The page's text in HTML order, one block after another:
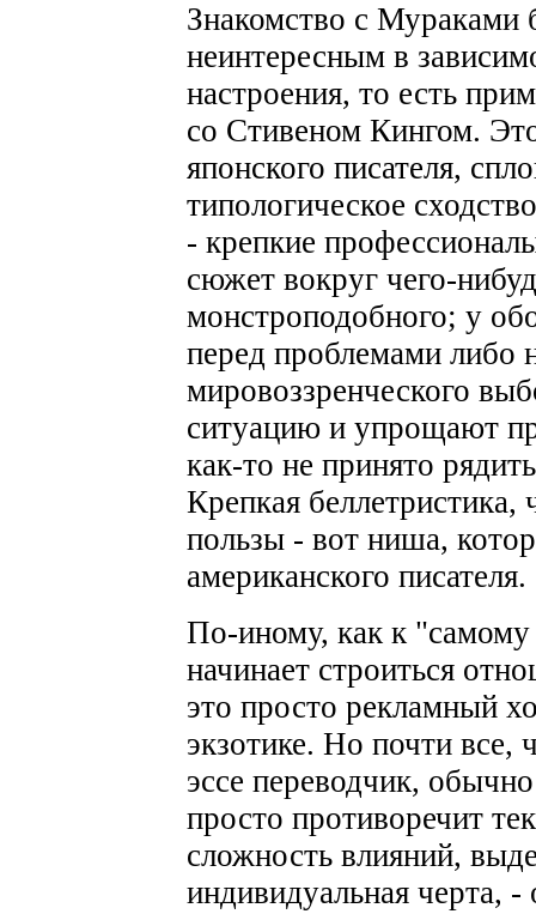
Знакомство с Мураками
неинтересным в
настроения, то есть
со Стивеном Кингом.
японского писателя,
типологическое
- крепкие
сюжет вокруг чего-
монстроподобного; у
перед проблемами либо
мировоззренческого
ситуацию и упрощают
как-то не принято
Крепкая беллетристика,
пользы - вот ниша,
американского писателя.
По-иному, как к "самому
начинает строиться
это просто рекламный
экзотике. Но почти все,
эссе переводчик,
просто противоречит
сложность влияний,
индивидуальная черта,